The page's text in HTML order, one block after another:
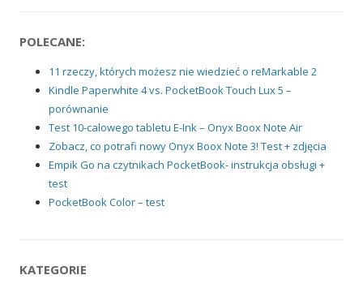
POLECANE:
11 rzeczy, których możesz nie wiedzieć o reMarkable 2
Kindle Paperwhite 4 vs. PocketBook Touch Lux 5 –
porównanie
Test 10-calowego tabletu E-Ink – Onyx Boox Note Air
Zobacz, co potrafi nowy Onyx Boox Note 3! Test + zdjęcia
Empik Go na czytnikach PocketBook- instrukcja obsługi +
test
PocketBook Color – test
KATEGORIE